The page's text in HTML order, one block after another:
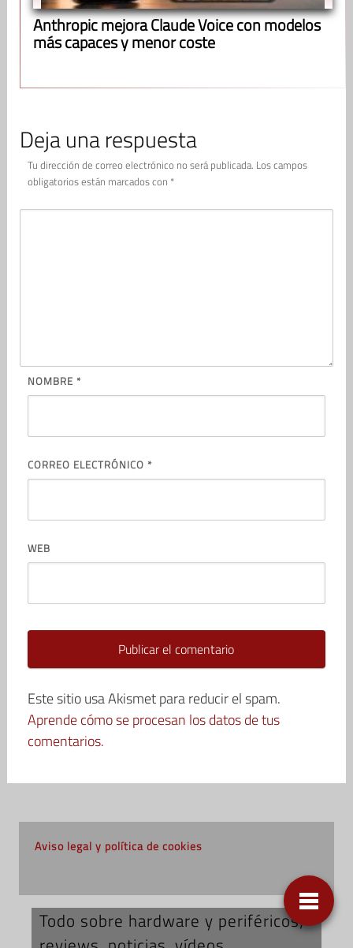
Anthropic mejora Claude Voice con modelos
más capaces y menor coste
Deja una respuesta
Tu dirección de correo electrónico no será publicada. Los campos
obligatorios están marcados con *
NOMBRE *
CORREO ELECTRÓNICO *
WEB
Este sitio usa Akismet para reducir el spam.
Aprende cómo se procesan los datos de tus
comentarios.
Aviso legal y política de cookies
Todo sobre hardware y periféricos;